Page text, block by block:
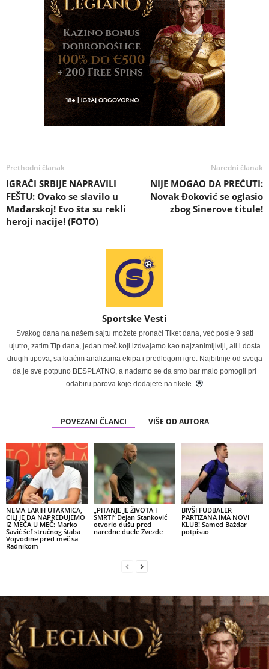
Prethodni članak
IGRAČI SRBIJE NAPRAVILI
FEŠTU: Ovako se slavilo u
Mađarskoj! Evo šta su rekli
heroji nacije! (FOTO)
Naredni članak
NIJE MOGAO DA PREĆUTI:
Novak Đoković se oglasio
zbog Sinerove titule!
Sportske Vesti
Svakog dana na našem sajtu možete pronaći Tiket dana, već posle 9 sati
ujutro, zatim Tip dana, jedan meč koji izdvajamo kao najzanimljiviji, ali i dosta
drugih tipova, sa kraćim analizama ekipa i predlogom igre. Najbitnije od svega
da je sve potpuno BESPLATNO, a nadamo se da smo bar malo pomogli pri
odabiru parova koje dodajete na tikete.
POVEZANI ČLANCI VIŠE OD AUTORA
NEMA LAKIH UTAKMICA,
CILJ JE DA NAPREDUJEMO
IZ MEČA U MEČ: Marko
Savić šef stručnog štaba
Vojvodine pred meč sa
Radnikom
„PITANJE JE ŽIVOTA I
SMRTI“ Dejan Stanković
otvorio dušu pred
naredne duele Zvezde
BIVŠI FUDBALER
PARTIZANA IMA NOVI
KLUB! Samed Baždar
potpisao